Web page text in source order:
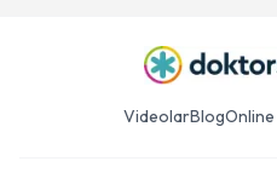
VideolarBlog